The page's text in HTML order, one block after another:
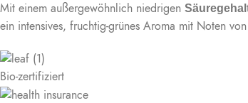
Mit einem außergewöhnlich niedrigen
ein intensives, fruchtig-grünes Aroma mit Noten
Bio-zertifiziert